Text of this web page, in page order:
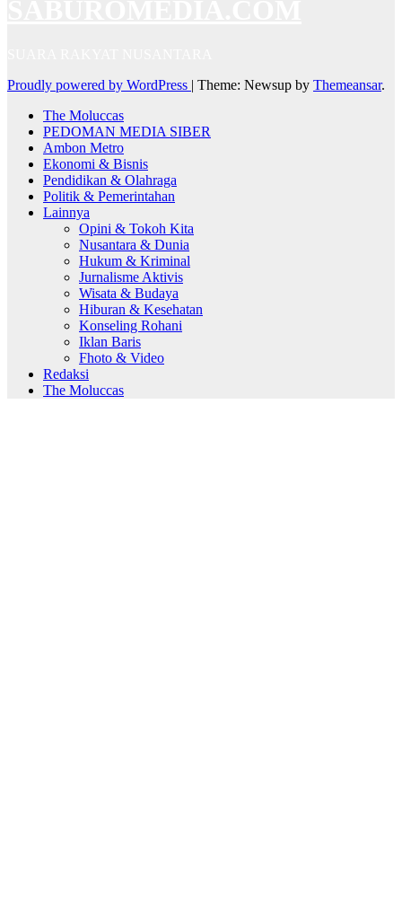
Proudly powered by WordPress | Theme: Newsup by Themeansar.
The Moluccas
PEDOMAN MEDIA SIBER
Ambon Metro
Ekonomi & Bisnis
Pendidikan & Olahraga
Politik & Pemerintahan
Lainnya
Opini & Tokoh Kita
Nusantara & Dunia
Hukum & Kriminal
Jurnalisme Aktivis
Wisata & Budaya
Hiburan & Kesehatan
Konseling Rohani
Iklan Baris
Fhoto & Video
Redaksi
The Moluccas